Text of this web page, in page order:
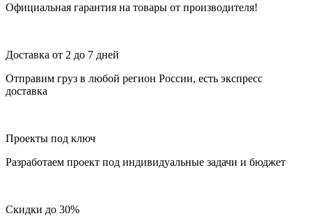
Официальная гарантия на товары от производителя!
Доставка от 2 до 7 дней
Отправим груз в любой регион России, есть экспресс
доставка
Проекты под ключ
Разработаем проект под индивидуальные задачи и бюджет
Скидки до 30%